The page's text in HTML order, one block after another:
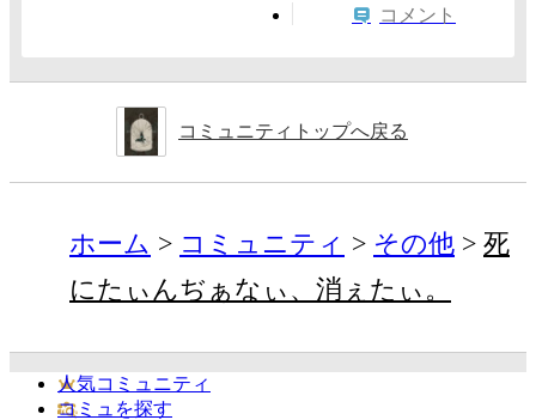
コメント
コミュニティトップへ戻る
ホーム コミュニティ その他
死
にたぃんぢぁなぃ、消ぇたぃ。
人気コミュニティ
コミュを探す